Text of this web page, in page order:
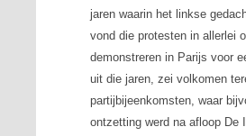
jaren waarin het linkse
vond die protesten in allerlei
demonstreren in Parijs voor
uit die jaren, zei volkomen
partijbijeenkomsten, waar
ontzetting werd na afloop De